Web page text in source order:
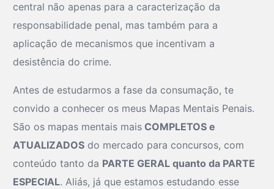
central não apenas para a caracterização da
responsabilidade penal, mas também para a
aplicação de mecanismos que incentivam a
desistência do crime.
Antes de estudarmos a fase da consumação, te
convido a conhecer os meus Mapas Mentais Penais.
São os mapas mentais mais COMPLETOS e
ATUALIZADOS do mercado para concursos, com
conteúdo tanto da PARTE GERAL quanto da PARTE
ESPECIAL. Aliás, já que estamos estudando esse